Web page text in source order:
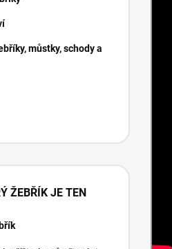
můstky, schody a
ŽEBŘÍK JE TEN